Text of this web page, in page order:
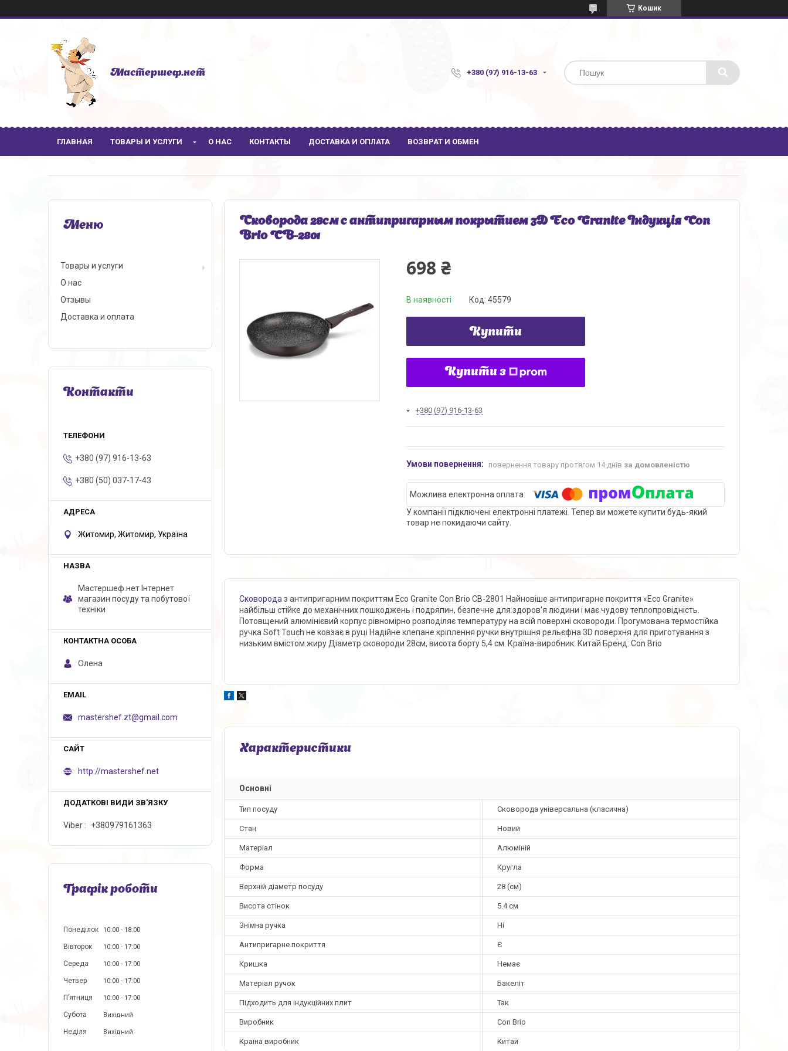
Кошик
Мастершеф.нет +380 (97) 916-13-63
ГЛАВНАЯ ТОВАРЫ И УСЛУГИ О НАС КОНТАКТЫ ДОСТАВКА И ОПЛАТА ВОЗВРАТ И ОБМЕН
Сковорода 28см с антипригарным покрытием 3D Eсо Granite Індукція Con
Brio CB-2801
698 ₴
В наявності Код: 45579
Купити
Купити з
+380 (97) 916-13-63
повернення товару протягом 14 днів за домовленістю
У компанії підключені електронні платежі. Тепер ви можете купити будь-який
товар не покидаючи сайту.
Сковорода з антипригарним покриттям Eco Granite Con Brio CB-2801 Найновіше антипригарне покриття «Eco Granite»
найбільш стійке до механічних пошкоджень і подряпин, безпечне для здоров'я людини і має чудову теплопровідність.
Потовщений алюмінієвий корпус рівномірно розподіляє температуру на всій поверхні сковороди. Прогумована термостійка
ручка Soft Touch не ковзає в руці Надійне клепане кріплення ручки внутрішня рельєфна 3D поверхня для приготування з
низьким вмістом жиру Діаметр сковороди 28см, висота борту 5,4 см. Країна-виробник: Китай Бренд: Con Brio
Характеристики
Основні
Тип посуду Сковорода універсальна (класична)
Стан Новий
Матеріал Алюміній
Форма Кругла
Верхній діаметр посуду 28 (см)
Висота стінок 5.4 см
Знімна ручка Ні
Антипригарне покриття Є
Кришка Немає
Матеріал ручок Бакеліт
Підходить для індукційних плит Так
Виробник Con Brio
Країна виробник Китай
Товары и услуги
О нас
Отзывы
Доставка и оплата
Контакти
+380 (97) 916-13-63
+380 (50) 037-17-43
Житомир, Житомир, Україна
Мастершеф.нет Iнтернет
магазин посуду та побутової
техніки
Олена
mastershef.zt@gmail.com
http://mastershef.net
Viber +380979161363
Графік роботи
Понеділок 10:00 18:00
Вівторок 10:00 17:00
Середа 10:00 17:00
Четвер 10:00 17:00
Пʼятниця 10:00 17:00
Субота Вихідний
Неділя Вихідний